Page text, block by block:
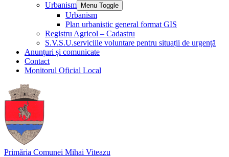
Urbanism
Menu Toggle
Urbanism
Plan urbanistic general format GIS
Registru Agricol – Cadastru
S.V.S.U.serviciile voluntare pentru situații de urgență
Anunțuri și comunicate
Contact
Monitorul Oficial Local
Primăria Comunei Mihai Viteazu